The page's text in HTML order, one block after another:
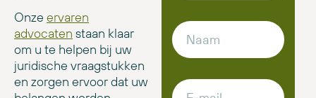
Onze ervaren
advocaten staan klaar
om u te helpen bij uw
juridische vraagstukken
en zorgen ervoor dat uw